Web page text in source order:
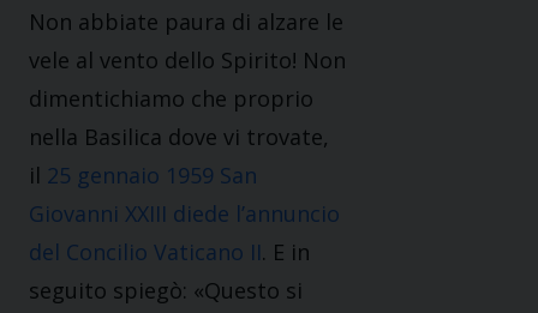
Non abbiate paura di alzare le
vele al vento dello Spirito! Non
dimentichiamo che proprio
nella Basilica dove vi trovate,
il 25 gennaio 1959 San
Giovanni XXIII diede l’annuncio
del Concilio Vaticano II. E in
seguito spiegò: «Questo si